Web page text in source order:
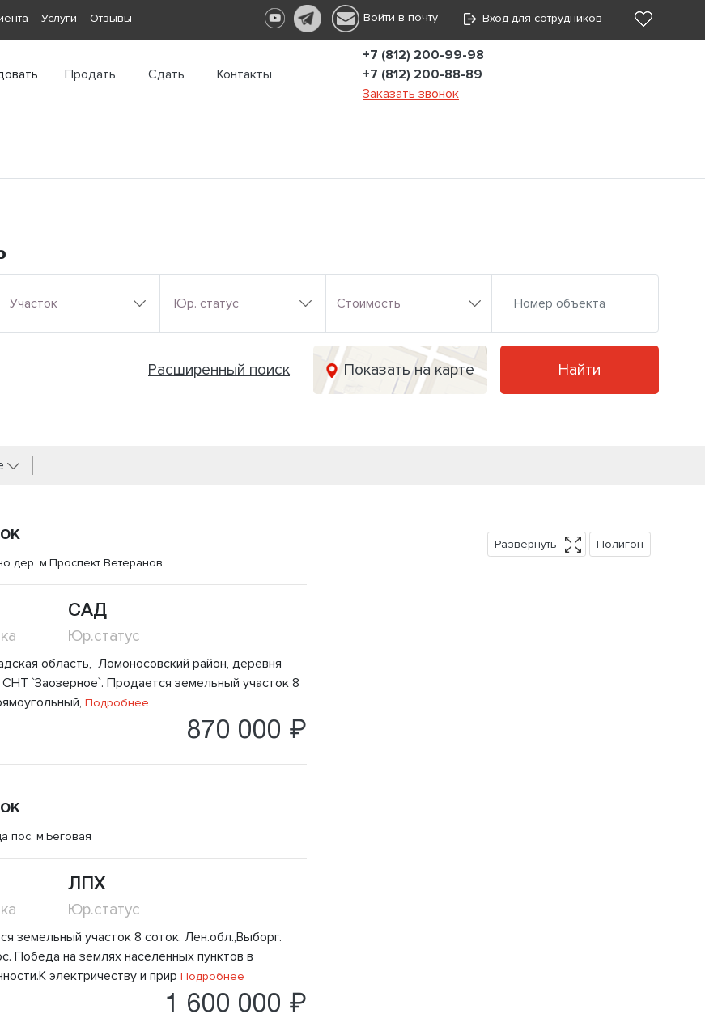
Услуги Отзывы Войти в почту Вход для сотрудников
Продать Сдать Контакты
+7 (812) 200-99-98
+7 (812) 200-88-89
Заказать звонок
Участок Юр. статус Стоимость
Расширенный поиск Показать на карте Найти
дер. м.Проспект Ветеранов
САД
Юр.статус
область, Ломоносовский район, деревня
СНТ `Заозерное`. Продается земельный участок 8
Подробнее
870 000 ₽
пос. м.Беговая
ЛПХ
Юр.статус
земельный участок 8 соток. Лен.обл.,Выборг.
Победа на землях населенных пунктов в
электричеству и прир Подробнее
1 600 000 ₽
Развернуть Полигон